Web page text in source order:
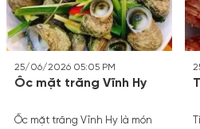
25/06/2026 05:05 PM
Ốc mặt trăng Vĩnh Hy
Ốc mặt trăng Vĩnh Hy là món